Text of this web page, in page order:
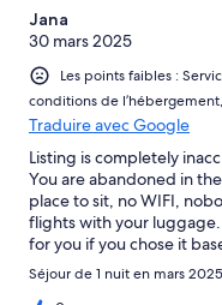
Jana
30 mars 2025
Les points faibles :
conditions de
Traduire avec Google
Listing is completely
You are abandoned in
place to sit, no WIFI,
flights with your
for you if you chose it
a different experience vs
Citadines, which was
Séjour de 1 nuit en mars 2025